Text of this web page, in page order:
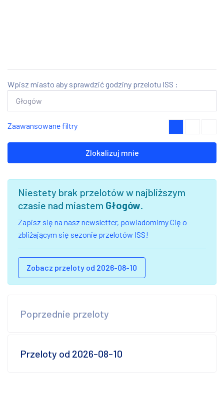
Wpisz miasto aby sprawdzić godziny przelotu ISS :
Zaawansowane filtry
Zlokalizuj mnie
Niestety brak przelotów w najbliższym
czasie nad miastem Głogów.
Zapisz się na nasz newsletter, powiadomimy Cię o
zbliżającym się sezonie przelotów ISS!
Zobacz przeloty od 2026-08-10
Poprzednie przeloty
Przeloty od 2026-08-10